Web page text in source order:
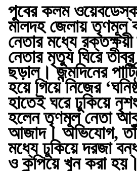
পুবের কলম
মালদহ জেলায় তৃণমূল
নেতার মধ্যে
নেতার মৃত্যু ঘিরে
ছড়াল। জন্মদিনের
হয়ে গিয়ে নিজের
হাতেই ঘরে ঢুকিয়ে
হলেন তৃণমূল নেতা
আজাদ। অভিযোগ,
মধ্যে ঢুকিয়ে দরজা
ও কুপিয়ে খুন করা